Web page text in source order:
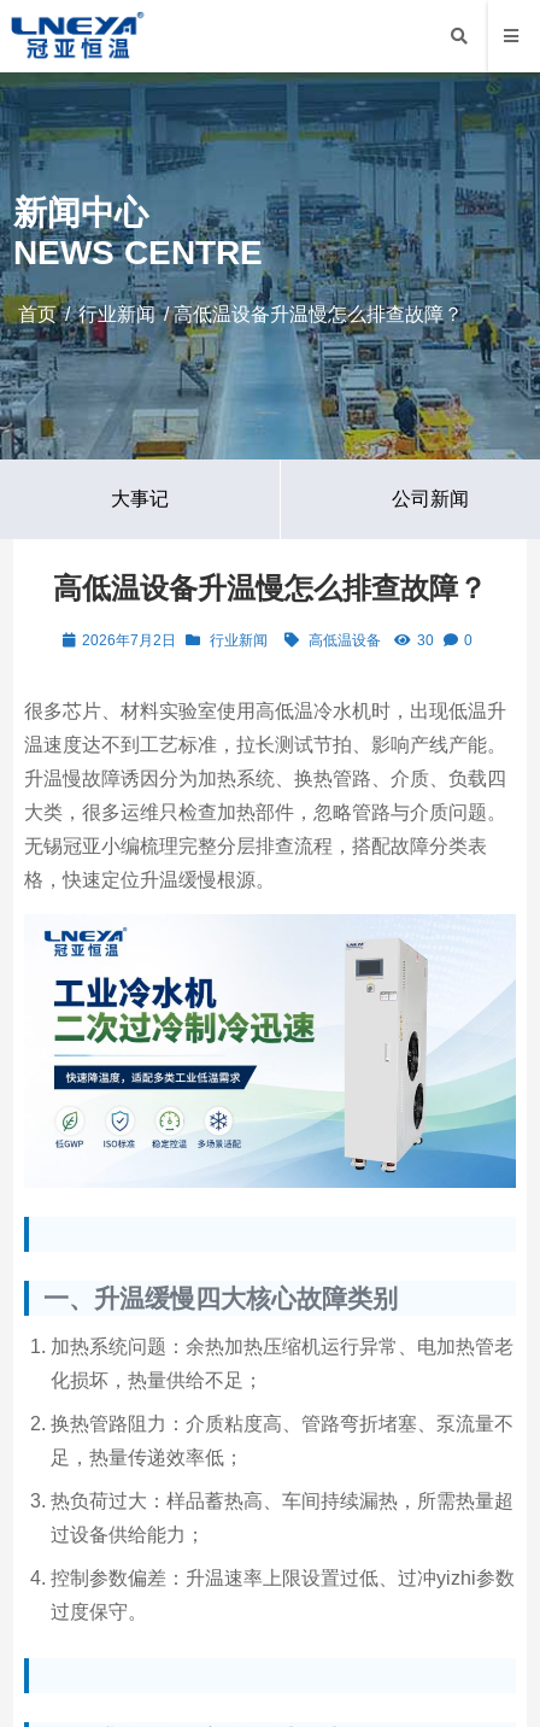
新闻中心
NEWS CENTRE
首页/行业新闻/ 高低温设备升温慢怎么排查故障？
大事记 公司新闻
高低温设备升温慢怎么排查故障？
2026年7月2日 行业新闻 高低温设备 30 0
很多芯片、材料实验室使用高低温冷水机时，出现低温升
温速度达不到工艺标准，拉长测试节拍、影响产线产能。
升温慢故障诱因分为加热系统、换热管路、介质、负载四
大类，很多运维只检查加热部件，忽略管路与介质问题。
无锡冠亚小编梳理完整分层排查流程，搭配故障分类表
格，快速定位升温缓慢根源。
一、升温缓慢四大核心故障类别
加热系统问题：余热加热压缩机运行异常、电加热管老
化损坏，热量供给不足；
换热管路阻力：介质粘度高、管路弯折堵塞、泵流量不
足，热量传递效率低；
热负荷过大：样品蓄热高、车间持续漏热，所需热量超
过设备供给能力；
控制参数偏差：升温速率上限设置过低、过冲yizhi参数
过度保守。